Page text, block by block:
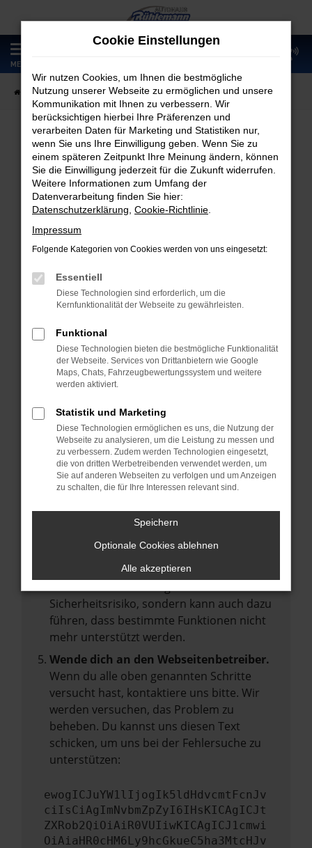
Zum
Hauptinhalt
springen
MENÜ
Startseite Fahrzeugangebote Fahrzeugmarkt
Fahrzeugmarkt
Fehler: Network Error
Beim Laden ist ein Fehler aufgetreten.
Hier sind ein paar Tipps, die dir helfen können:
Überprüfe deine Firewall und deine
Laden andere Webseiten, zum Beispiel
deine Suchmaschine?
Prüfe deine Browsererweiterungen.
Manche Erweiterungen, wie Werbeblocker,
können das Laden bestimmter Seiten
verhindern. Funktioniert die Seite in einem
anderen Browser oder in einem privaten
Fenster?
Starte dein Gerät neu.
vorübergehende Probleme zu beheben.
Betriebssystem auf dem neuesten Stand
Veraltete Software birgt nicht nur ein
Sicherheitsrisiko, sondern kann auch dazu
führen, dass bestimmte Funktionen nicht
mehr unterstützt werden.
Wende dich an den Webseitenbetreiber.
Wenn du alle oben genannten Schritte
versucht hast, kontaktiere uns bitte. Wir
werden versuchen, das Problem zu
beheben. Du kannst uns diesen Text
schicken, um uns bei der Fehlersuche zu
unterstützen:
ewogICJuYW1lIjogIk5ldHdvcmtFcnJv
ciIsCiAgImNvbmZpZyI6IHsKICAgICJt
ZXRob2QiOiAiR0VUIiwKICAgICJ1cmwi
OiAiaHR0cHM6Ly9hcGkueC5ha3MtcHJv
Cookie Einstellungen
Wir nutzen Cookies, um Ihnen die bestmögliche
Nutzung unserer Webseite zu ermöglichen und unsere
Kommunikation mit Ihnen zu verbessern. Wir
berücksichtigen hierbei Ihre Präferenzen und
verarbeiten Daten für Marketing und Statistiken nur,
wenn Sie uns Ihre Einwilligung geben. Wenn Sie zu
einem späteren Zeitpunkt Ihre Meinung ändern, können
Sie die Einwilligung jederzeit für die Zukunft widerrufen.
Weitere Informationen zum Umfang der
Datenverarbeitung finden Sie hier:
Datenschutzerklärung Cookie-Richtlinie
Impressum
Folgende Kategorien von Cookies werden von uns eingesetzt:
Essentiell
Diese Technologien sind erforderlich, um die
Kernfunktionalität der Webseite zu gewährleisten.
Funktional
Diese Technologien bieten die bestmögliche Funktionalität
der Webseite. Services von Drittanbietern wie Google
Maps, Chats, Fahrzeugbewertungssystem und weitere
werden aktiviert.
Statistik und Marketing
Diese Technologien ermöglichen es uns, die Nutzung der
Webseite zu analysieren, um die Leistung zu messen und
zu verbessern. Zudem werden Technologien eingesetzt,
die von dritten Werbetreibenden verwendet werden, um
Sie auf anderen Webseiten zu verfolgen und um Anzeigen
zu schalten, die für Ihre Interessen relevant sind.
Speichern
Optionale Cookies ablehnen
Alle akzeptieren